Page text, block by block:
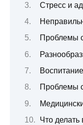
Стресс и
Проблемы
Проблемы
Что делать